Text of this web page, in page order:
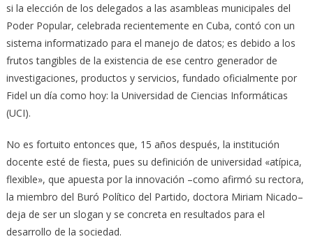
si la elección de los delegados a las asambleas municipales del
Poder Popular, celebrada recientemente en Cuba, contó con un
sistema informatizado para el manejo de datos; es debido a los
frutos tangibles de la existencia de ese centro generador de
investigaciones, productos y servicios, fundado oficialmente por
Fidel un día como hoy: la Universidad de Ciencias Informáticas
(UCI).
No es fortuito entonces que, 15 años después, la institución
docente esté de fiesta, pues su definición de universidad «atípica,
flexible», que apuesta por la innovación –como afirmó su rectora,
la miembro del Buró Político del Partido, doctora Miriam Nicado–
deja de ser un slogan y se concreta en resultados para el
desarrollo de la sociedad.